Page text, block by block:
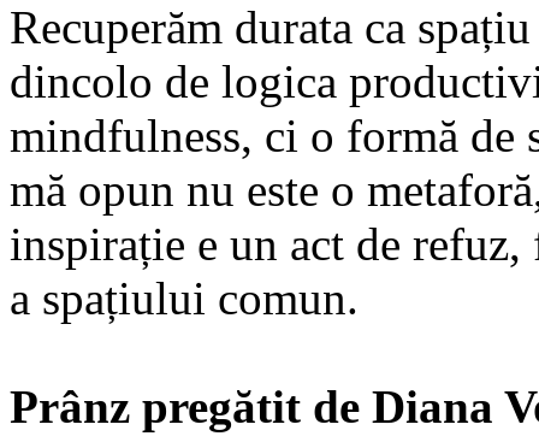
Recuperăm durata ca
dincolo de logica
mindfulness, ci o formă de
mă opun nu este o
inspirație e un act de
a spațiului comun.
Prânz pregătit de Diana